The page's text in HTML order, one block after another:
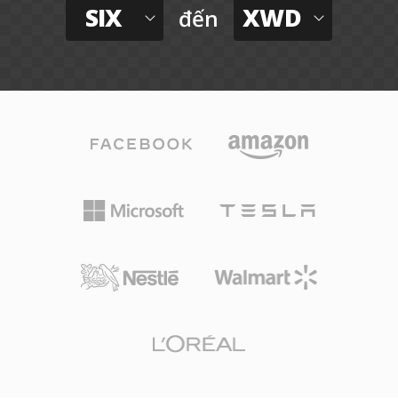
SIX đến XWD